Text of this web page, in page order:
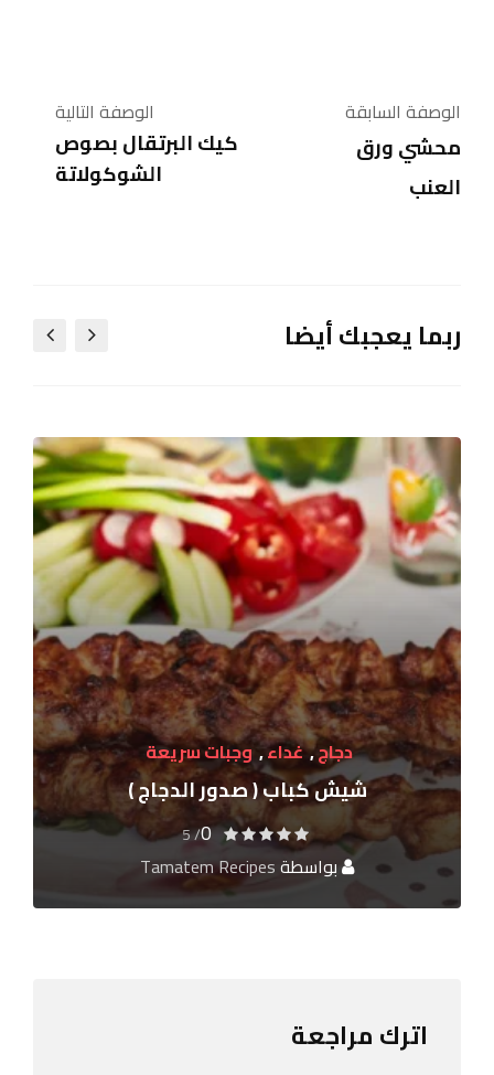
الوصفة السابقة
محشي ورق
العنب
الوصفة التالية
كيك البرتقال بصوص
الشوكولاتة
ربما يعجبك أيضا
دجاج,غداء,وجبات سريعة
شيش كباب ( صدور الدجاج )
0
/ 5
بواسطةTamatem Recipes
اترك مراجعة